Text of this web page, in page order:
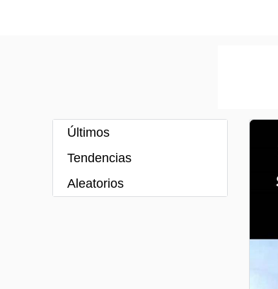
Últimos
Tendencias
Aleatorios